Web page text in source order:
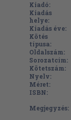
Kiadó:
Kiadás
helye:
Kiadás éve:
Kötés
típusa:
Oldalszám:
Sorozatcím:
Kötetszám:
Nyelv:
Méret:
ISBN:
Megjegyzés: